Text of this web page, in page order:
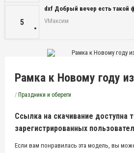
5
dxf Добрый вечер есть такой
VМаксим
Рамка к Новому году
/ Праздники и обереги
Ссылка на скачивание доступна
зарегистрированных
Если вам понравилась эта модель, вы